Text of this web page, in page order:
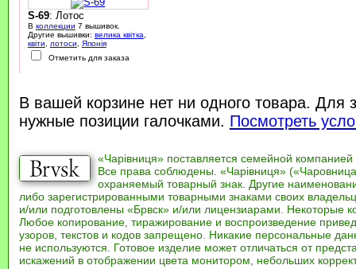
S-69: Лотос
В коллекции 7 вышивок.
Другие вышивки: велика квітка
квіти
лотоси
Японія
Отметить для заказа
В вашей корзине нет ни одного товара. Для
нужные позиции галочками. Посмотреть
«Чарівниця» поставляется семейной компанией
Все права соблюдены. «Чарівниця»
охраняемый товарный знак. Другие
либо зарегистрированными товарными знаками своих
и/или подготовлены «Брвск» и/или лицензиарами. Некоторые
Любое копирование, тиражирование и воспроизведение
узоров, текстов и кодов запрещено. Никакие персональные
не используются. Готовое изделие может отличаться от
искажений в отображении цвета монитором, небольших